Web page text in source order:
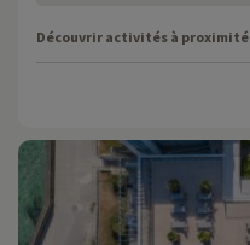
Découvrir activités à proximité